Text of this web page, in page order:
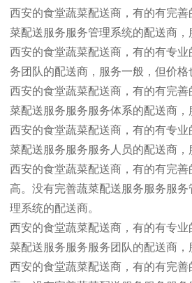
西安的食堂蔬菜配送商，有的有完
菜配送服务服务管理系统的配送商
西安的食堂蔬菜配送商，有的有专
务团队的配送商，服务一般，但价
西安的食堂蔬菜配送商，有的有完
菜配送服务服务服务体系的配送商
西安的食堂蔬菜配送商，有的有专
菜配送服务服务服务人员的配送商
西安的食堂蔬菜配送商，有的有完
高。没有完善蔬菜配送服务服务服
理系统的配送商。
西安的食堂蔬菜配送商，有的有专
菜配送服务服务服务团队的配送商
西安的食堂蔬菜配送商，有的有完